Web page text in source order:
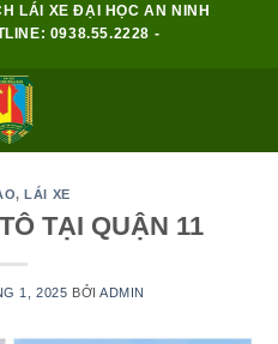
LÁI XE ĐẠI HỌC AN NINH
0938.55.2228 -
,LÁI XE
TẠI QUẬN 11
1, 2025 BỞIADMIN